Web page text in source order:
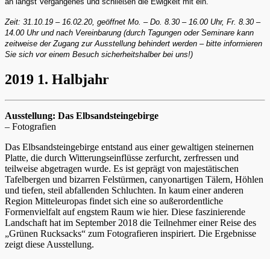
Zeit: 31.10.19 – 16.02.20, geöffnet Mo. – Do. 8.30 – 16.00 Uhr, Fr. 8.30 –
14.00 Uhr und nach Vereinbarung (durch Tagungen oder Seminare kann
zeitweise der Zugang zur Ausstellung behindert werden – bitte informieren
Sie sich vor einem Besuch sicherheitshalber bei uns!)
2019 1. Halbjahr
Ausstellung: Das Elbsandsteingebirge
– Fotografien
Das Elbsandsteingebirge entstand aus einer gewaltigen steinernen
Platte, die durch Witterungseinflüsse zerfurcht, zerfressen und
teilweise abgetragen wurde. Es ist geprägt von majestätischen
Tafelbergen und bizarren Felstürmen, canyonartigen Tälern, Höhlen
und tiefen, steil abfallenden Schluchten. In kaum einer anderen
Region Mitteleuropas findet sich eine so außerordentliche
Formenvielfalt auf engstem Raum wie hier. Diese faszinierende
Landschaft hat im September 2018 die Teilnehmer einer Reise des
„Grünen Rucksacks“ zum Fotografieren inspiriert. Die Ergebnisse
zeigt diese Ausstellung.